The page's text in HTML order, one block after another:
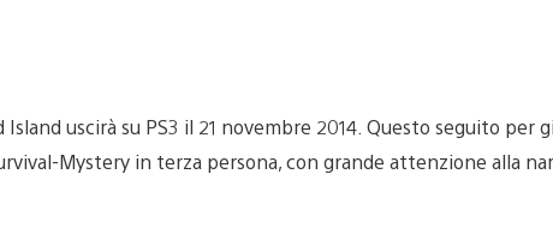
uscirà su PS3 il 21 novembre 2014. Questo seguito per
Mystery in terza persona, con grande attenzione alla